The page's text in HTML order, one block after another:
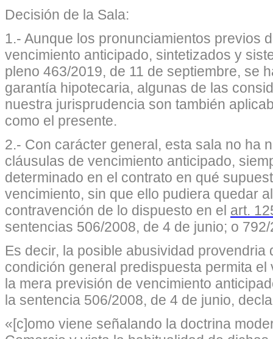
Decisión de la Sala:
1.- Aunque los pronunciamientos previos
vencimiento anticipado, sintetizados y
pleno 463/2019, de 11 de septiembre, se
garantía hipotecaria, algunas de las
nuestra jurisprudencia son también
como el presente.
2.- Con carácter general, esta sala no ha
cláusulas de vencimiento anticipado,
determinado en el contrato en qué
vencimiento, sin que ello pudiera quedar
contravención de lo dispuesto en el art.
sentencias 506/2008, de 4 de junio; o
Es decir, la posible abusividad provendria
condición general predispuesta permita
la mera previsión de vencimiento
la sentencia 506/2008, de 4 de junio,
«[c]omo viene señalando la doctrina